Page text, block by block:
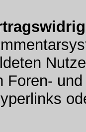
Foren-